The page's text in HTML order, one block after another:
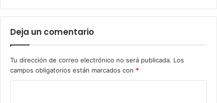
Deja un comentario
Tu dirección de correo electrónico no será publicada. Los
campos obligatorios están marcados con *